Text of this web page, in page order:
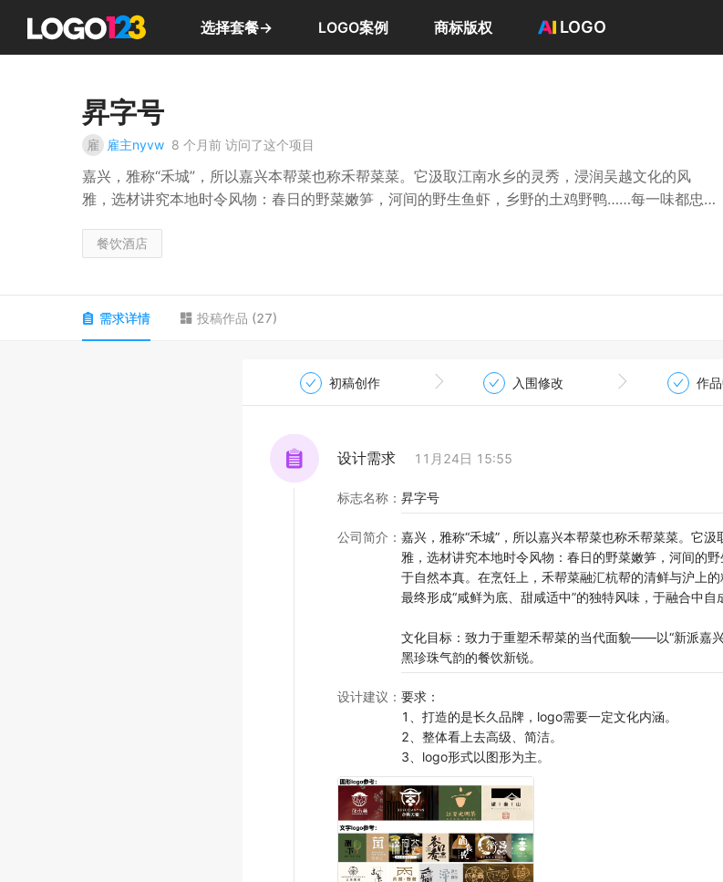
选择套餐→ LOGO案例 商标版权 LOGO
登录 / 注册
昇字号
雇 雇主nyvw 8 个月前 访问了这个项目
嘉兴，雅称“禾城”，所以嘉兴本帮菜也称禾帮菜菜。它汲取江南水乡的灵秀，浸润吴越文化的风
雅，选材讲究本地时令风物：春日的野菜嫩笋，河间的野生鱼虾，乡野的土鸡野鸭……每一味都忠于
终形成“咸鲜为底、甜咸适中”的独特风味，于融合中自成一家。
文化目标：致力于重塑禾帮菜的当代面貌——以“新派嘉兴菜”为目标，打造一个兼具米其林质感与
黑珍珠气韵的餐饮新锐。
餐饮酒店
需求详情 投稿作品 (27)
初稿创作 入围修改 作
设计需求 11月24日 15:55
标志名称 ： 昇字号
公司简介 ： 嘉兴，雅称“禾城”，所以嘉兴本帮菜也称禾帮菜菜。它
雅，选材讲究本地时令风物：春日的野菜嫩笋，河间的
于自然本真。在烹饪上，禾帮菜融汇杭帮的清鲜与沪上
最终形成“咸鲜为底、甜咸适中”的独特风味，于融合中自
文化目标：致力于重塑禾帮菜的当代面貌——以“新派嘉
黑珍珠气韵的餐饮新锐。
设计建议 ： 要求：
1、打造的是长久品牌，logo需要一定文化内涵。
2、整体看上去高级、简洁。
3、logo形式以图形为主。